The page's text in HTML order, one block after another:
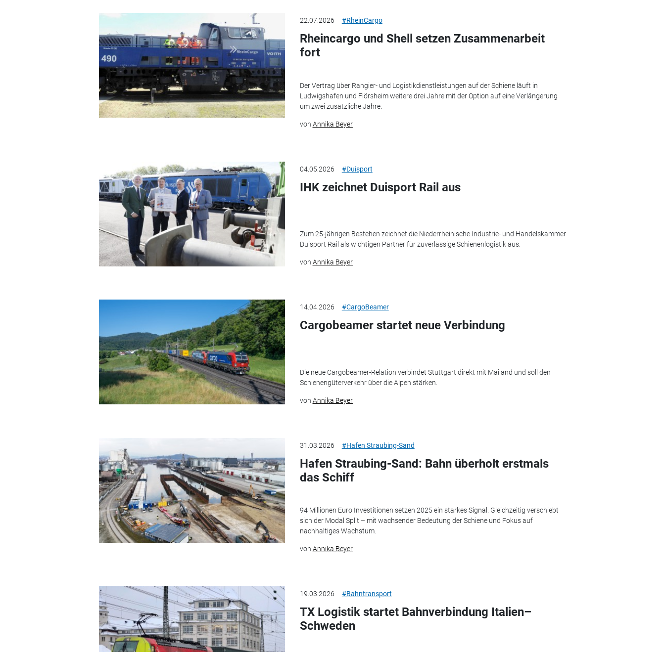
22.07.2026 #RheinCargo
Rheincargo und Shell setzen Zusammenarbeit
fort
Der Vertrag über Rangier- und Logistikdienstleistungen auf der Schiene läuft in
Ludwigshafen und Flörsheim weitere drei Jahre mit der Option auf eine Verlängerung
um zwei zusätzliche Jahre.
von Annika Beyer
04.05.2026 #Duisport
IHK zeichnet Duisport Rail aus
Zum 25-jährigen Bestehen zeichnet die Niederrheinische Industrie- und Handelskammer
Duisport Rail als wichtigen Partner für zuverlässige Schienenlogistik aus.
von Annika Beyer
14.04.2026 #CargoBeamer
Cargobeamer startet neue Verbindung
Die neue Cargobeamer-Relation verbindet Stuttgart direkt mit Mailand und soll den
Schienengüterverkehr über die Alpen stärken.
von Annika Beyer
31.03.2026 #Hafen Straubing-Sand
Hafen Straubing-Sand: Bahn überholt erstmals
das Schiff
94 Millionen Euro Investitionen setzen 2025 ein starkes Signal. Gleichzeitig verschiebt
sich der Modal Split – mit wachsender Bedeutung der Schiene und Fokus auf
nachhaltiges Wachstum.
von Annika Beyer
19.03.2026 #Bahntransport
TX Logistik startet Bahnverbindung Italien–
Schweden